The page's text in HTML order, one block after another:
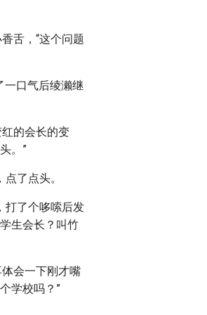
舌，“这个问题
一口气后绫濑继
的会长的变
。”
了点头。
打了个哆嗦后发
生会长？叫竹
会一下刚才嘴
学校吗？”